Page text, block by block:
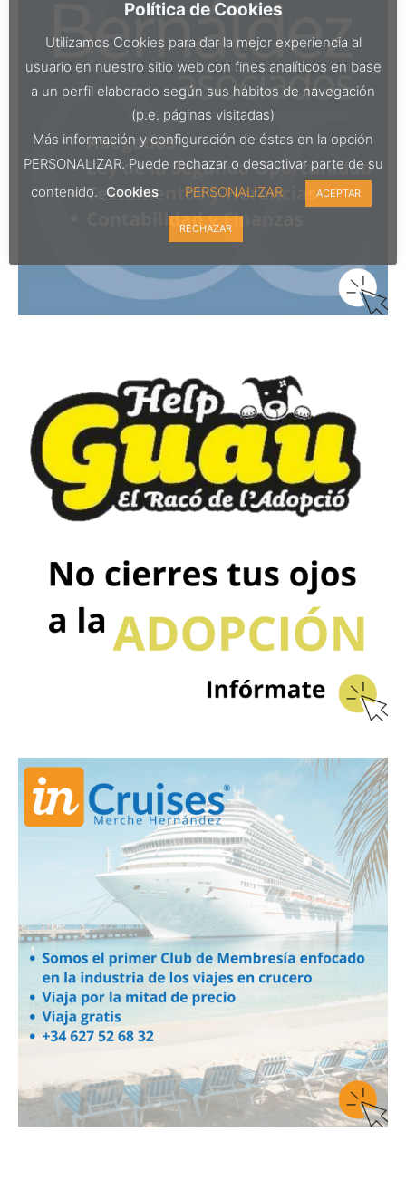
Política de Cookies
Utilizamos Cookies para dar la mejor experiencia al
usuario en nuestro sitio web con fines analíticos en base
a un perfil elaborado según sus hábitos de navegación
(p.e. páginas visitadas)
Más información y configuración de éstas en la opción
PERSONALIZAR. Puede rechazar o desactivar parte de su
contenido. Cookies PERSONALIZAR ACEPTAR
RECHAZAR